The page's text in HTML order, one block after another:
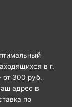
в г.
от 300 руб.
адрес в
по